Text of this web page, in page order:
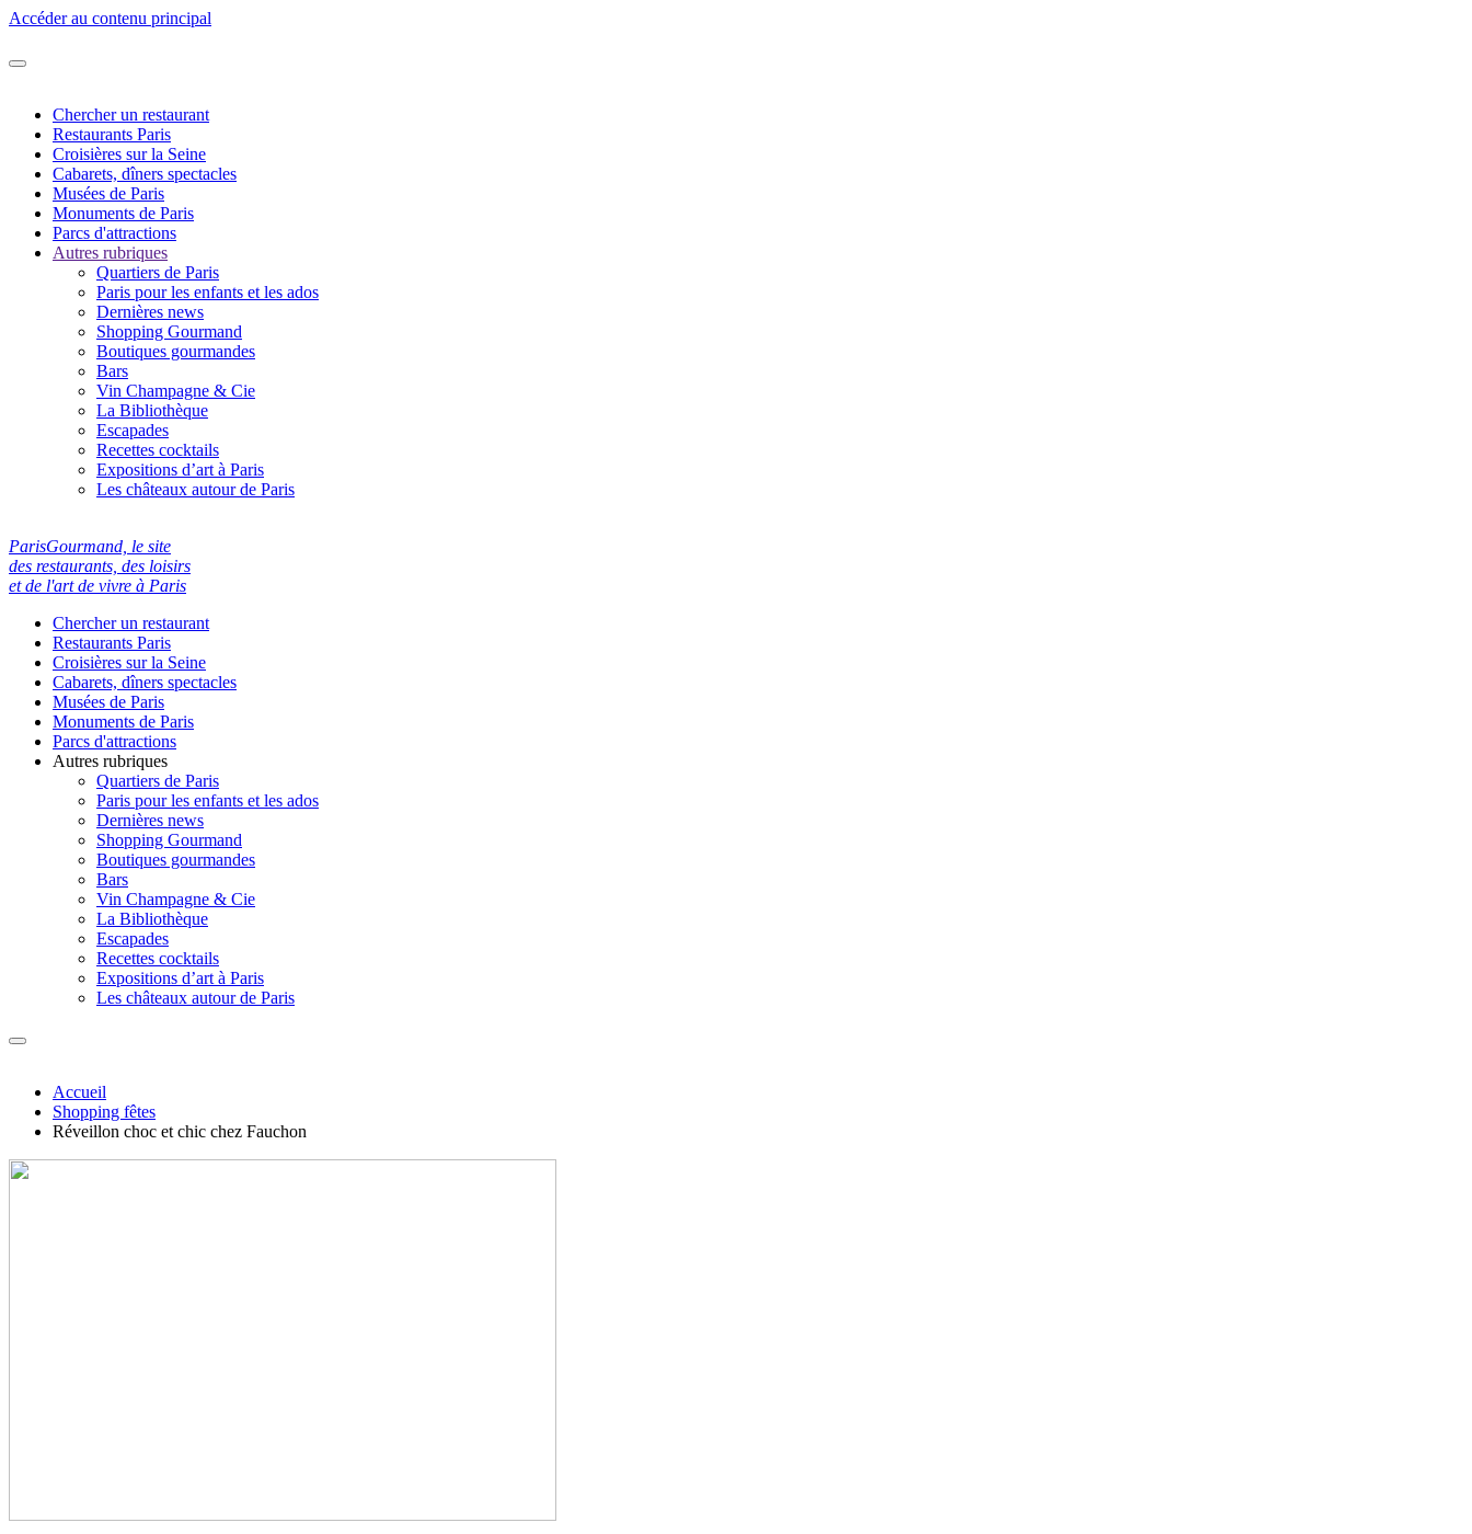
Accéder au contenu principal
Chercher un restaurant
Restaurants Paris
Croisières sur la Seine
Cabarets, dîners spectacles
Musées de Paris
Monuments de Paris
Parcs d'attractions
Autres rubriques
Quartiers de Paris
Paris pour les enfants et les ados
Dernières news
Shopping Gourmand
Boutiques gourmandes
Bars
Vin Champagne & Cie
La Bibliothèque
Escapades
Recettes cocktails
Expositions d’art à Paris
Les châteaux autour de Paris
ParisGourmand, le site
des restaurants, des loisirs
et de l'art de vivre à Paris
Chercher un restaurant
Restaurants Paris
Croisières sur la Seine
Cabarets, dîners spectacles
Musées de Paris
Monuments de Paris
Parcs d'attractions
Autres rubriques
Quartiers de Paris
Paris pour les enfants et les ados
Dernières news
Shopping Gourmand
Boutiques gourmandes
Bars
Vin Champagne & Cie
La Bibliothèque
Escapades
Recettes cocktails
Expositions d’art à Paris
Les châteaux autour de Paris
Accueil
Shopping fêtes
Réveillon choc et chic chez Fauchon